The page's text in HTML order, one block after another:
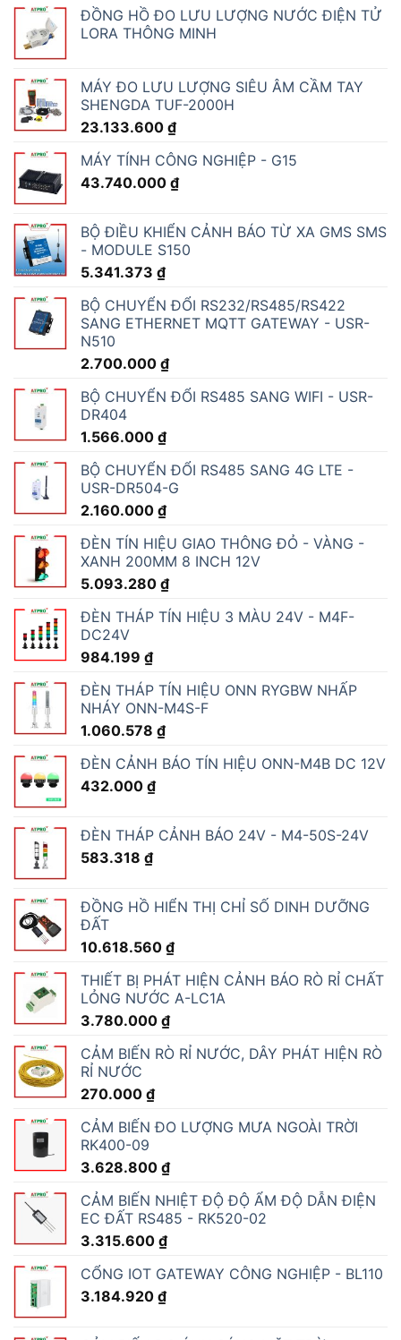
ĐỒNG HỒ ĐO LƯU LƯỢNG NƯỚC ĐIỆN TỬ
LORA THÔNG MINH
MÁY ĐO LƯU LƯỢNG SIÊU ÂM CẦM TAY
SHENGDA TUF-2000H
23.133.600 ₫
MÁY TÍNH CÔNG NGHIỆP - G15
43.740.000 ₫
BỘ ĐIỀU KHIỂN CẢNH BÁO TỪ XA GMS SMS
- MODULE S150
5.341.373 ₫
BỘ CHUYỂN ĐỔI RS232/RS485/RS422
SANG ETHERNET MQTT GATEWAY - USR-
N510
2.700.000 ₫
BỘ CHUYỂN ĐỔI RS485 SANG WIFI - USR-
DR404
1.566.000 ₫
BỘ CHUYỂN ĐỔI RS485 SANG 4G LTE -
USR-DR504-G
2.160.000 ₫
ĐÈN TÍN HIỆU GIAO THÔNG ĐỎ - VÀNG -
XANH 200MM 8 INCH 12V
5.093.280 ₫
ĐÈN THÁP TÍN HIỆU 3 MÀU 24V - M4F-
DC24V
984.199 ₫
ĐÈN THÁP TÍN HIỆU ONN RYGBW NHẤP
NHÁY ONN-M4S-F
1.060.578 ₫
ĐÈN CẢNH BÁO TÍN HIỆU ONN-M4B DC 12V
432.000 ₫
ĐÈN THÁP CẢNH BÁO 24V - M4-50S-24V
583.318 ₫
ĐỒNG HỒ HIỂN THỊ CHỈ SỐ DINH DƯỠNG
ĐẤT
10.618.560 ₫
THIẾT BỊ PHÁT HIỆN CẢNH BÁO RÒ RỈ CHẤT
LỎNG NƯỚC A-LC1A
3.780.000 ₫
CẢM BIẾN RÒ RỈ NƯỚC, DÂY PHÁT HIỆN RÒ
RỈ NƯỚC
270.000 ₫
CẢM BIẾN ĐO LƯỢNG MƯA NGOÀI TRỜI
RK400-09
3.628.800 ₫
CẢM BIẾN NHIỆT ĐỘ ĐỘ ẨM ĐỘ DẪN ĐIỆN
EC ĐẤT RS485 - RK520-02
3.315.600 ₫
CỔNG IOT GATEWAY CÔNG NGHIỆP - BL110
3.184.920 ₫